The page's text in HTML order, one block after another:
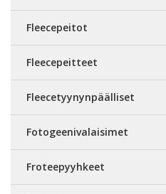
Fleecepeitot
Fleecepeitteet
Fleecetyynynpäälliset
Fotogeenivalaisimet
Froteepyyhkeet